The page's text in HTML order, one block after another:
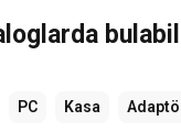
PC Kasa